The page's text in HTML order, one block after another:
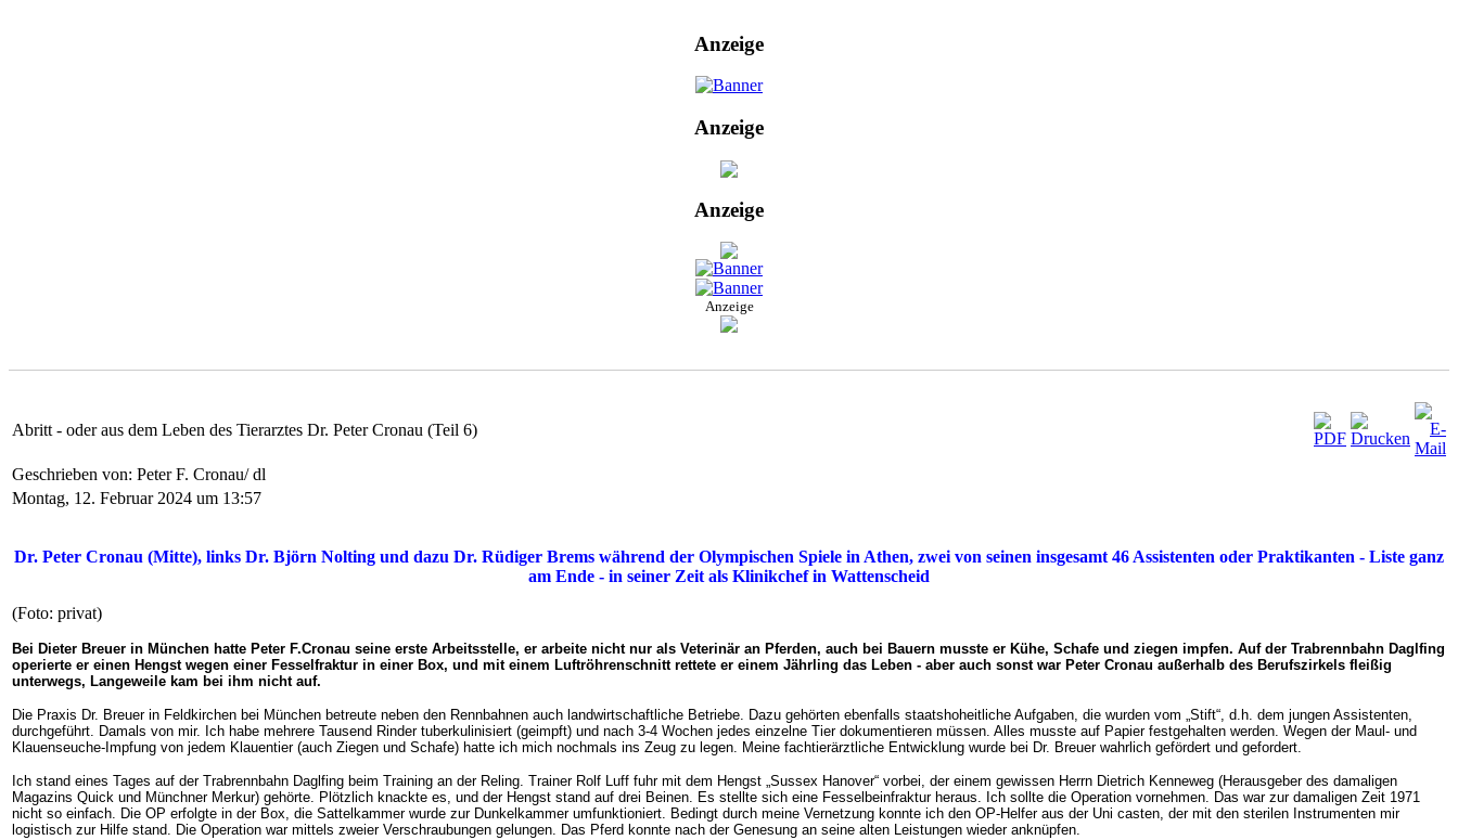
Anzeige
Anzeige
Anzeige
Anzeige
Abritt - oder aus dem Leben des Tierarztes Dr. Peter Cronau (Teil 6)
Geschrieben von: Peter F. Cronau/ dl
Montag, 12. Februar 2024 um 13:57
Dr. Peter Cronau (Mitte), links Dr. Björn Nolting und dazu Dr. Rüdiger Brems während der Olympischen Spiele in Athen, zwei von seinen insgesamt 46 Assistenten oder Praktikanten - Liste ganz
am Ende - in seiner Zeit als Klinikchef in Wattenscheid
(Foto: privat)
Bei Dieter Breuer in München hatte Peter F.Cronau seine erste Arbeitsstelle, er arbeite nicht nur als Veterinär an Pferden, auch bei Bauern musste er Kühe, Schafe und ziegen impfen. Auf der Trabrennbahn Daglfing
operierte er einen Hengst wegen einer Fesselfraktur in einer Box, und mit einem Luftröhrenschnitt rettete er einem Jährling das Leben - aber auch sonst war Peter Cronau außerhalb des Berufszirkels fleißig
unterwegs, Langeweile kam bei ihm nicht auf.
Die Praxis Dr. Breuer in Feldkirchen bei München betreute neben den Rennbahnen auch landwirtschaftliche Betriebe. Dazu gehörten ebenfalls staatshoheitliche Aufgaben, die wurden vom „Stift“, d.h. dem jungen Assistenten,
durchgeführt. Damals von mir. Ich habe mehrere Tausend Rinder tuberkulinisiert (geimpft) und nach 3-4 Wochen jedes einzelne Tier dokumentieren müssen. Alles musste auf Papier festgehalten werden. Wegen der Maul- und
Klauenseuche-Impfung von jedem Klauentier (auch Ziegen und Schafe) hatte ich mich nochmals ins Zeug zu legen. Meine fachtierärztliche Entwicklung wurde bei Dr. Breuer wahrlich gefördert und gefordert.
Ich stand eines Tages auf der Trabrennbahn Daglfing beim Training an der Reling. Trainer Rolf Luff fuhr mit dem Hengst „Sussex Hanover“ vorbei, der einem gewissen Herrn Dietrich Kenneweg (Herausgeber des damaligen
Magazins Quick und Münchner Merkur) gehörte. Plötzlich knackte es, und der Hengst stand auf drei Beinen. Es stellte sich eine Fesselbeinfraktur heraus. Ich sollte die Operation vornehmen. Das war zur damaligen Zeit 1971
nicht so einfach. Die OP erfolgte in der Box, die Sattelkammer wurde zur Dunkelkammer umfunktioniert. Bedingt durch meine Vernetzung konnte ich den OP-Helfer aus der Uni casten, der mit den sterilen Instrumenten mir
logistisch zur Hilfe stand. Die Operation war mittels zweier Verschraubungen gelungen. Das Pferd konnte nach der Genesung an seine alten Leistungen wieder anknüpfen.